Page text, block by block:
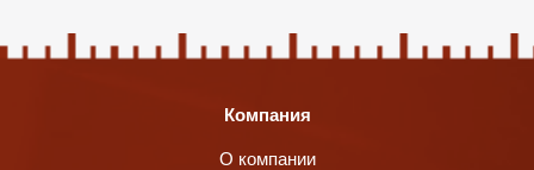
Компания
О компании